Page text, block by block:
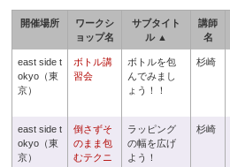
開催場所
ワークシ
ョップ名
サブタイト
ル ▲
講師
名
east side t
okyo（東
京）
ボトル講
習会
ボトルを包
んでみまし
ょう！！
杉崎
east side t
okyo（東
京）
倒さずそ
のまま包
むテクニ
ラッピング
の幅を広げ
よう！
杉崎